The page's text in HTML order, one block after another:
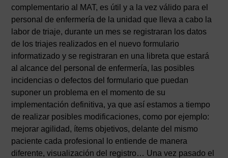
complementario al MAT, es útil y a la vez válido para el
personal de enfermería de la unidad que lleva a cabo la
labor de triaje, durante un mes se registraran los datos
de los triajes realizados en el nuevo formulario
informatizado y se registraran en una libreta que estará
al alcance del personal de enfermería, las posibles
incidencias o defectos del formulario que puedan
suponer un problema en el momento de su
implementación definitiva, ya que así estamos a tiempo
de realizar posibles modificaciones, como por ejemplo:
mejorar agilidad, ítems objetivos, delante del mismo
paciente cada profesional lo entiende de manera
diferente, visualización del registro… Una vez pasado el